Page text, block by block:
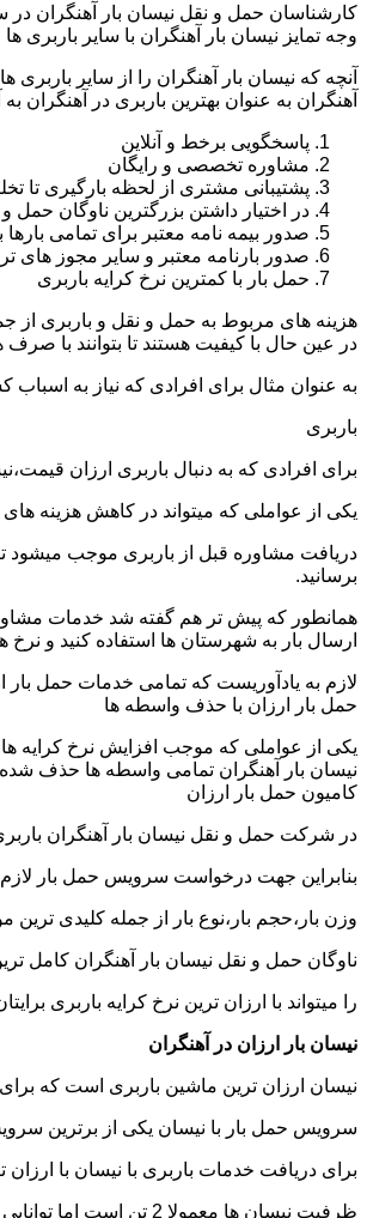
کارشناسان حمل و نقل نیسان بار آهنگران
وجه تمایز نیسان بار آهنگران با سایر باربری ها
آنچه که نیسان بار آهنگران را از سایر
آهنگران به عنوان بهترین باربری در آهنگران به
پاسخگویی برخط و آنلاین
مشاوره تخصصی و رایگان
پشتیبانی مشتری از لحظه بارگیری تا
در اختیار داشتن بزرگترین ناوگان حمل
صدور بیمه نامه معتبر برای تمامی بارها
صدور بارنامه معتبر و سایر مجوز های
حمل بار با کمترین نرخ کرایه باربری
هزینه های مربوط به حمل و نقل و باربری از
در عین حال با کیفیت هستند تا بتوانند با صرف
به عنوان مثال برای افرادی که نیاز به
باربری
برای افرادی که به دنبال باربری ارزان
یکی از عواملی که میتواند در کاهش هزینه
دریافت مشاوره قبل از باربری موجب میشود
برسانید.
همانطور که پیش تر هم گفته شد خدمات مشاوره
ارسال بار به شهرستان ها استفاده کنید و نرخ
لازم به یادآوریست که تمامی خدمات حمل بار
حمل بار ارزان با حذف واسطه ها
یکی از عواملی که موجب افزایش نرخ کرایه
نیسان بار آهنگران تمامی واسطه ها حذف شده و
کامیون حمل بار ارزان
در شرکت حمل و نقل نیسان بار آهنگران
بنابراین جهت درخواست سرویس حمل بار لازم
وزن بار،حجم بار،نوع بار از جمله کلیدی ترین
ناوگان حمل و نقل نیسان بار آهنگران کامل
را میتواند با ارزان ترین نرخ کرایه باربری
نیسان بار ارزان در آهنگران
نیسان ارزان ترین ماشین باربری است که
سرویس حمل بار با نیسان یکی از برترین
برای دریافت خدمات باربری با نیسان با ارزان
ظرفیت نیسان ها معمولا 2 تن است اما توانایی حمل بار تا سه تن را دارند تنها نکته ای که باید به آن توجه داشته باشید ابعاد اتاق نیسان است که برابر است با 2 متر طول و 1.65 متر عرض.